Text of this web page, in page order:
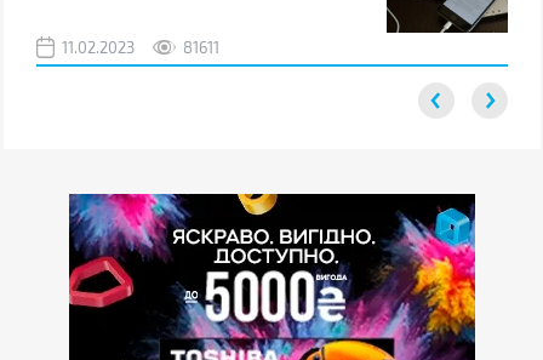
11.02.2023 81611